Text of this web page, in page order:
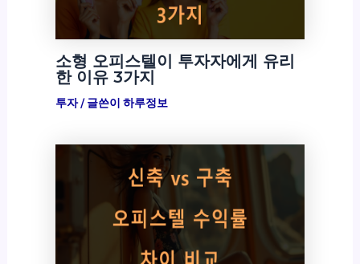
소형 오피스텔이 투자자에게 유리
한 이유 3가지
투자/ 글쓴이 하루정보